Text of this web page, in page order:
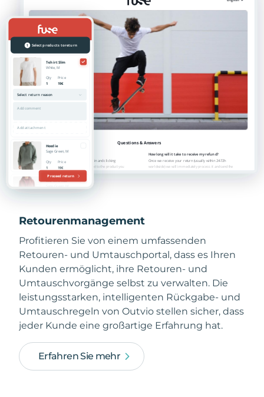
Retourenmanagement
Profitieren Sie von einem umfassenden
Retouren- und Umtauschportal, dass es Ihren
Kunden ermöglicht, ihre Retouren- und
Umtauschvorgänge selbst zu verwalten. Die
leistungsstarken, intelligenten Rückgabe- und
Umtauschregeln von Outvio stellen sicher, dass
jeder Kunde eine großartige Erfahrung hat.
Erfahren Sie mehr